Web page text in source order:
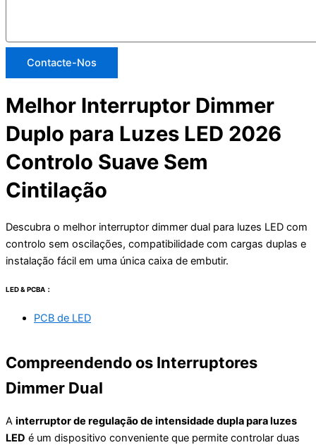
Contacte-Nos
Melhor Interruptor Dimmer
Duplo para Luzes LED 2026
Controlo Suave Sem
Cintilação
Descubra o melhor interruptor dimmer dual para luzes LED com
controlo sem oscilações, compatibilidade com cargas duplas e
instalação fácil em uma única caixa de embutir.
LED & PCBA：
PCB de LED
Compreendendo os Interruptores
Dimmer Dual
A interruptor de regulação de intensidade dupla para luzes
LED é um dispositivo conveniente que permite controlar duas